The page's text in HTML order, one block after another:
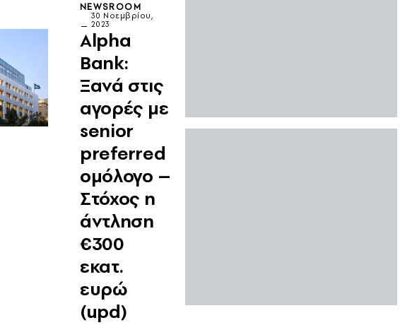
NEWSROOM
30 Νοεμβρίου,
2023
Alpha
Bank:
Ξανά στις
αγορές με
senior
preferred
ομόλογο –
Στόχος η
άντληση
€300
εκατ.
ευρώ
(upd)